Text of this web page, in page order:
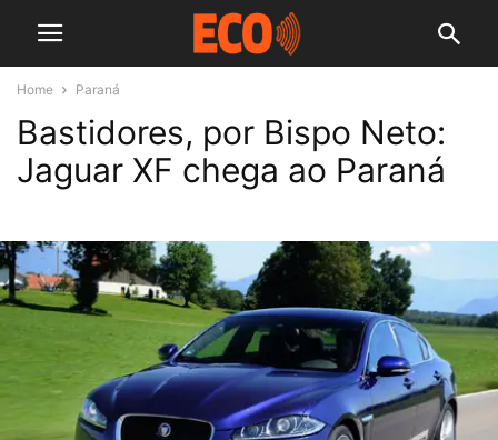
Home Paraná
Bastidores, por Bispo Neto:
Jaguar XF chega ao Paraná